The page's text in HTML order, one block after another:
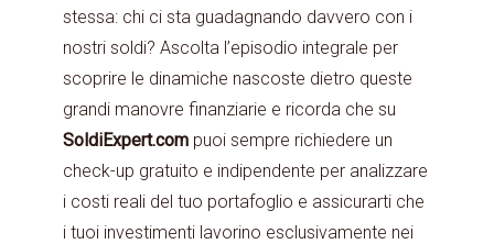
stessa: chi ci sta guadagnando davvero con i
nostri soldi? Ascolta l’episodio integrale per
scoprire le dinamiche nascoste dietro queste
grandi manovre finanziarie e ricorda che su
SoldiExpert.com puoi sempre richiedere un
check-up gratuito e indipendente per analizzare
i costi reali del tuo portafoglio e assicurarti che
i tuoi investimenti lavorino esclusivamente nei